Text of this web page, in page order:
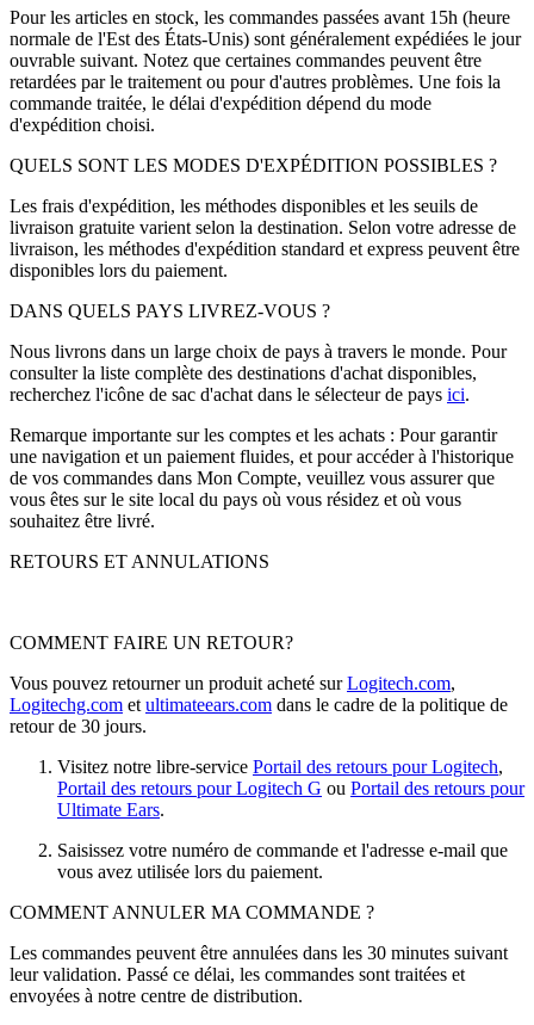
Pour les articles en stock, les commandes passées avant 15h (heure
normale de l'Est des États-Unis) sont généralement expédiées le jour
ouvrable suivant. Notez que certaines commandes peuvent être
retardées par le traitement ou pour d'autres problèmes. Une fois la
commande traitée, le délai d'expédition dépend du mode
d'expédition choisi.
QUELS SONT LES MODES D'EXPÉDITION POSSIBLES ?
Les frais d'expédition, les méthodes disponibles et les seuils de
livraison gratuite varient selon la destination. Selon votre adresse de
livraison, les méthodes d'expédition standard et express peuvent être
disponibles lors du paiement.
DANS QUELS PAYS LIVREZ-VOUS ?
Nous livrons dans un large choix de pays à travers le monde. Pour
consulter la liste complète des destinations d'achat disponibles,
recherchez l'icône de sac d'achat dans le sélecteur de pays ici.
Remarque importante sur les comptes et les achats : Pour garantir
une navigation et un paiement fluides, et pour accéder à l'historique
de vos commandes dans Mon Compte, veuillez vous assurer que
vous êtes sur le site local du pays où vous résidez et où vous
souhaitez être livré.
RETOURS ET ANNULATIONS
COMMENT FAIRE UN RETOUR?
Vous pouvez retourner un produit acheté surLogitech.com,
Logitechg.com et ultimateears.com dans le cadre de la politique de
retour de 30 jours.
Visitez notre libre-service Portail des retours pour Logitech,
Portail des retours pour Logitech G ou Portail des retours pour
Ultimate Ears.
Saisissez votre numéro de commande et l'adresse e-mail que
vous avez utilisée lors du paiement.
COMMENT ANNULER MA COMMANDE ?
Les commandes peuvent être annulées dans les 30 minutes suivant
leur validation. Passé ce délai, les commandes sont traitées et
envoyées à notre centre de distribution.